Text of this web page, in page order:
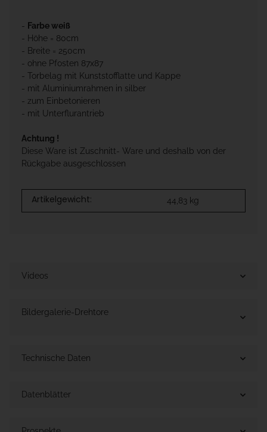
- Farbe weiß
- Höhe = 80cm
- Breite = 250cm
- ohne Pfosten 87x87
- Torbelag mit Kunststofflatte und Kappe
- mit Aluminiumrahmen in silber
- zum Einbetonieren
- mit Unterflurantrieb
Achtung !
Diese Ware ist Zuschnitt- Ware und deshalb von der
Rückgabe ausgeschlossen
Artikelgewicht: 44,83 kg
Videos
Bildergalerie-Drehtore
Technische Daten
Datenblätter